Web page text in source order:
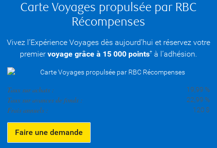
Carte Voyages propulsée par RBC
Récompenses
Vivez l’Expérience Voyages dès aujourd’hui et réservez votre
premiervoyage grâce à 15 000 points† à l’adhésion.
Taux sur achats : 19,99 %
Taux sur avances de fonds : 22,99 %
Frais annuels : 120 $
Faire une demande